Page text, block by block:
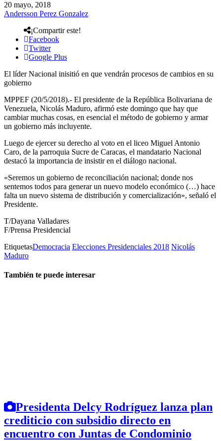
20 mayo, 2018
Andersson Perez Gonzalez
¡Compartir este!
Facebook
Twitter
Google Plus
El líder Nacional inisitió en que vendrán procesos de cambios en su
gobierno
MPPEF (20/5/2018).- El presidente de la República Bolivariana de
Venezuela, Nicolás Maduro, afirmó este domingo que hay que
cambiar muchas cosas, en esencial el método de gobierno y armar
un gobierno más incluyente.
Luego de ejercer su derecho al voto en el liceo Miguel Antonio
Caro, de la parroquia Sucre de Caracas, el mandatario Nacional
destacó la importancia de insistir en el diálogo nacional.
«Seremos un gobierno de reconciliación nacional; donde nos
sentemos todos para generar un nuevo modelo económico (…) hace
falta un nuevo sistema de distribución y comercialización», señaló el
Presidente.
T/Dayana Valladares
F/Prensa Presidencial
EtiquetasDemocracia Elecciones Presidenciales 2018 Nicolás
Maduro
También te puede interesar
Presidenta Delcy Rodríguez lanza plan
crediticio con subsidio directo en
encuentro con Juntas de Condominio